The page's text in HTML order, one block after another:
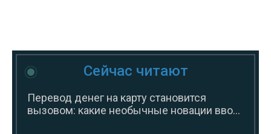
Сейчас читают
Перевод денег на карту становится
вызовом: какие необычные новации вво...